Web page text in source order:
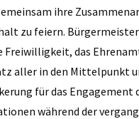
ihre
zu feiern.
Freiwilligkeit, das
aller in den Mittelpunkt
für das Engagement
während der